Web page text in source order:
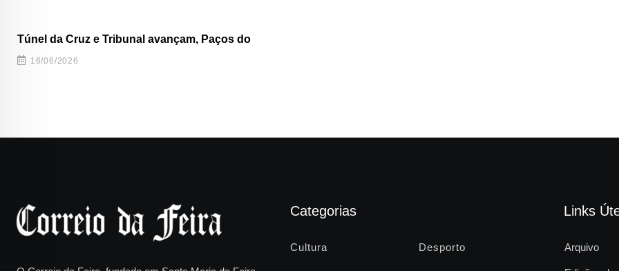
Túnel da Cruz e Tribunal avançam, Paços do
16/06/2026
Categorias
Cultura Desporto
Links
Arquivo